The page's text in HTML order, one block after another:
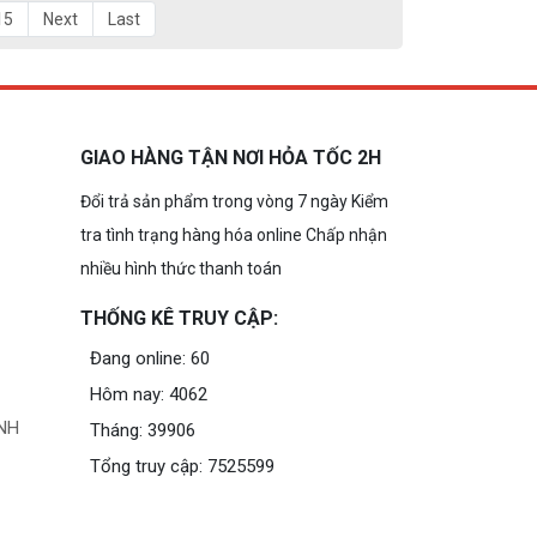
Next Last
GIAO HÀNG TẬN NƠI HỎA TỐC 2H
Đổi trả sản phẩm trong vòng 7 ngày Kiểm
tra tình trạng hàng hóa online Chấp nhận
nhiều hình thức thanh toán
THỐNG KÊ TRUY CẬP:
Đang online: 60
Hôm nay: 4062
Tháng: 39906
Tổng truy cập: 7525599